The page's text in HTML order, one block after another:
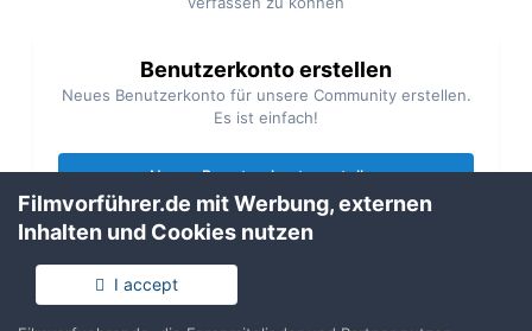
Benutzerkonto erstellen
Neues Benutzerkonto für unsere Community erstellen.
Es ist einfach!
Neues Benutzerkonto erstellen
Du hast bereits ein Benutzerkonto? Melde Dich hier an.
Filmvorführer.de mit Werbung, externen
Inhalten und Cookies nutzen
I accept